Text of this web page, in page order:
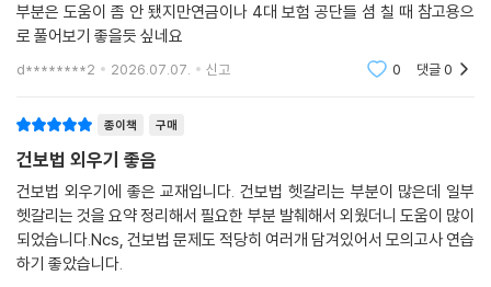
부분은 도움이 좀 안 됐지만연금이나 4대 보험 공단들 셤 칠 때 참고용으
로 풀어보기 좋을듯 싶네요
d********2 2026.07.07. 신고 0 댓글0
종이책 구매
건보법 외우기 좋음
건보법 외우기에 좋은 교재입니다. 건보법 헷갈리는 부분이 많은데 일부
헷갈리는 것을 요약 정리해서 필요한 부분 발췌해서 외웠더니 도움이 많이
되었습니다.Ncs, 건보법 문제도 적당히 여러개 담겨있어서 모의고사 연습
하기 좋았습니다.